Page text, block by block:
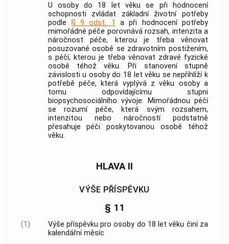
U osoby do 18 let věku se při hodnocení
schopnosti zvládat základní životní potřeby
podle § 9 odst. 1
a při hodnocení potřeby
mimořádné péče porovnává rozsah, intenzita a
náročnost péče, kterou je třeba věnovat
posuzované osobě se zdravotním postižením,
s péčí, kterou je třeba věnovat zdravé fyzické
osobě téhož věku. Při stanovení stupně
závislosti u osoby do 18 let věku se nepřihlíží k
potřebě péče, která vyplývá z věku osoby a
tomu odpovídajícímu stupni
biopsychosociálního vývoje.
Mimořádnou péčí
se rozumí péče, která svým rozsahem,
intenzitou nebo náročností podstatně
přesahujepéči poskytovanou osobě téhož
věku.
HLAVA II
VÝŠE PŘÍSPĚVKU
§ 11
(1)
Výše příspěvku pro osoby do 18 let věku činí za
kalendářní měsíc